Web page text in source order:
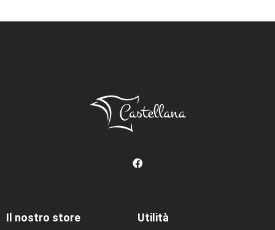
Il nostro store Utilità